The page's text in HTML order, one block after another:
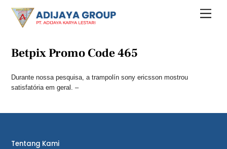
content
Menu
Betpix Promo Code 465
Durante nossa pesquisa, a trampolín sony ericsson mostrou
satisfatória em geral. –
Tentang Kami